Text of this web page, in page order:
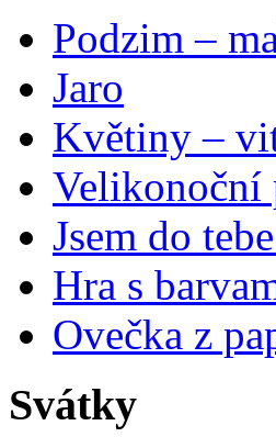
Podzim –
Jaro
Květiny –
Velikonoční
Jsem do
Hra s
Ovečka z
Svátky